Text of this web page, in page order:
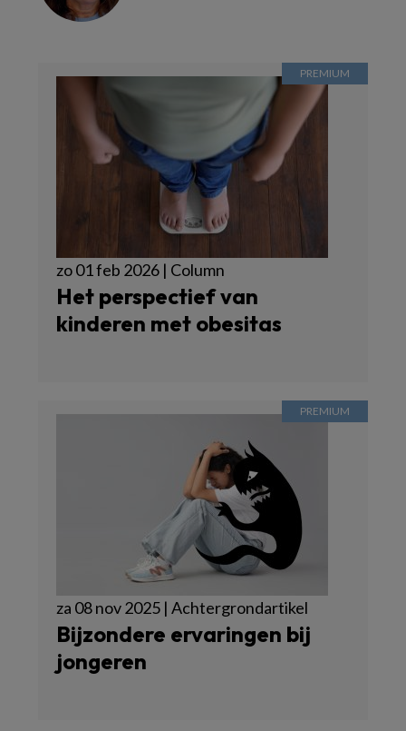
zo 01 feb 2026 | Column
Het perspectief van
kinderen met obesitas
za 08 nov 2025 | Achtergrondartikel
Bijzondere ervaringen bij
jongeren